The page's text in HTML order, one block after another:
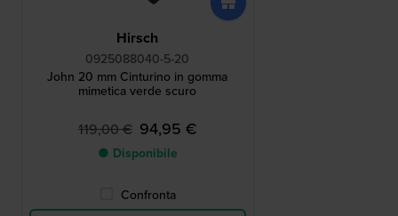
Hirsch
0925088040-5-20
John 20 mm Cinturino in gomma
mimetica verde scuro
119,00 € 94,95 €
● Disponibile
Confronta